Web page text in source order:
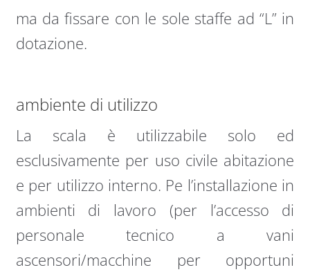
ma da fissare con le sole staffe ad “L” in
dotazione.
ambiente di utilizzo
La scala è utilizzabile solo ed
esclusivamente per uso civile abitazione
e per utilizzo interno. Pe l’installazione in
ambienti di lavoro (per l’accesso di
personale tecnico a vani
ascensori/macchine per opportuni